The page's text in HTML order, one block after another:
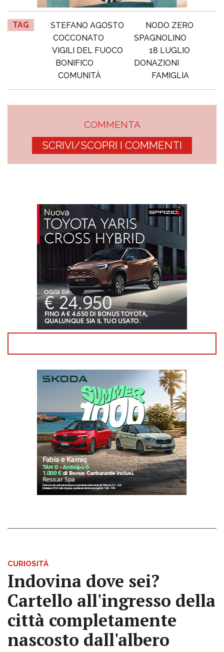
TAG STEFANO AGOSTO
NODO ZERO
COCCONATO
SPAGNOLINO
VIGILI DEL FUOCO
18 LUGLIO
BONIFICO
DONAZIONI
COMUNITÀ
FAMIGLIA
COMMENTA
SCRIVI/SCOPRI I COMMENTI
CURIOSITÀ
Indovina dove sei?
Cartello all'ingresso della
città completamente
nascosto dall'albero